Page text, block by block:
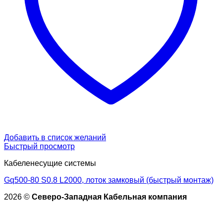
Добавить в список желаний
Быстрый просмотр
Кабеленесущие системы
Gq500-80 S0.8 L2000, лоток замковый (быстрый монтаж)
2026 © Северо-Западная Кабельная компания